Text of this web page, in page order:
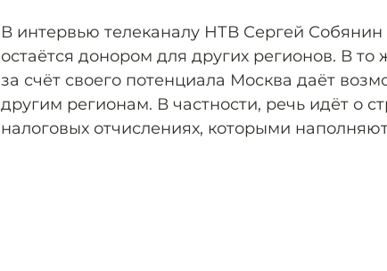
В интервью телеканалу НТВ Сергей Собянин
остаётся донором для других регионов. В то
за счёт своего потенциала Москва даёт
другим регионам. В частности, речь идёт о
налоговых отчислениях, которыми